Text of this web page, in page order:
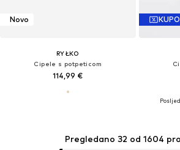
Novo
RYŁKO
Cipele s potpeticom
114,99 €
Pregledano 32 od 1604